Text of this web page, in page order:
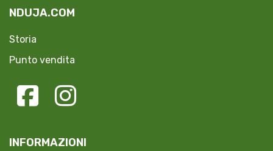
NDUJA.COM
Storia
Punto vendita
INFORMAZIONI